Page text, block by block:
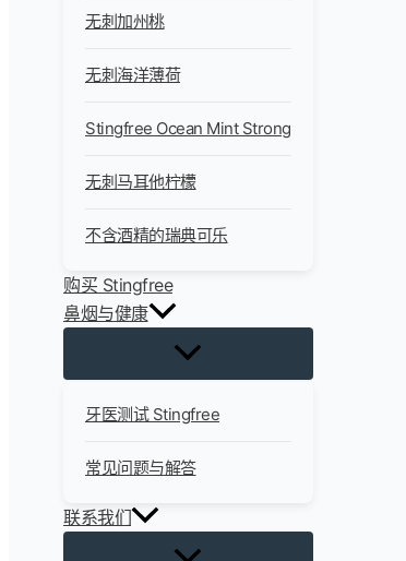
无刺加州桃
无刺海洋薄荷
Stingfree Ocean Mint Strong
无刺马耳他柠檬
不含酒精的瑞典可乐
购买 Stingfree
鼻烟与健康
牙医测试 Stingfree
常见问题与解答
联系我们